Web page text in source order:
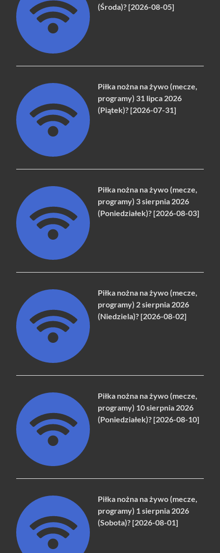
(Środa)? [2026-08-05]
Piłka nożna na żywo (mecze,
programy) 31 lipca 2026
(Piątek)? [2026-07-31]
Piłka nożna na żywo (mecze,
programy) 3 sierpnia 2026
(Poniedziałek)? [2026-08-03]
Piłka nożna na żywo (mecze,
programy) 2 sierpnia 2026
(Niedziela)? [2026-08-02]
Piłka nożna na żywo (mecze,
programy) 10 sierpnia 2026
(Poniedziałek)? [2026-08-10]
Piłka nożna na żywo (mecze,
programy) 1 sierpnia 2026
(Sobota)? [2026-08-01]